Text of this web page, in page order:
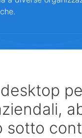
sotto